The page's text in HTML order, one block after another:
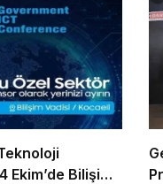
Ekim’de Bilişim